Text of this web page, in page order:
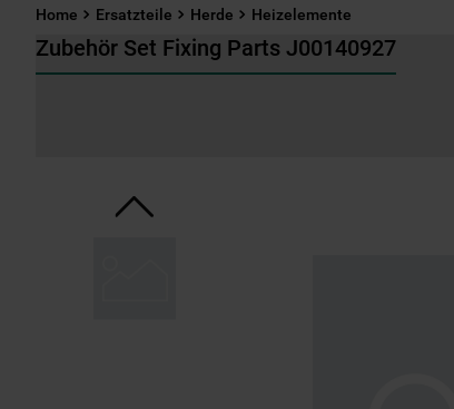
Home Ersatzteile Herde Heizelemente
Zubehör Set Fixing Parts J00140927